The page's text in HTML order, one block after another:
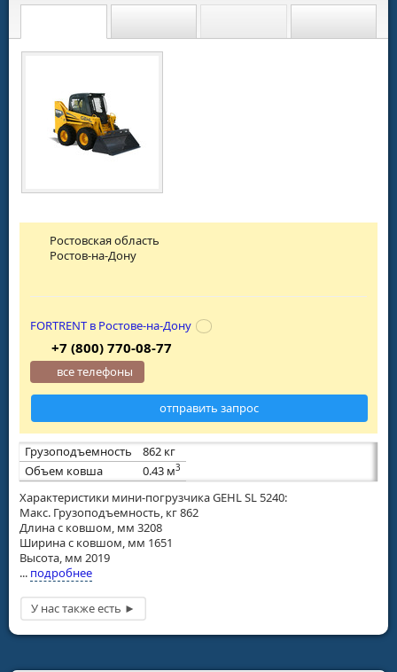
Грузоподъемность
862 кг
Объем ковша
0.43 м3
Характеристики мини-погрузчика GEHL SL 5240:
Макс. Грузоподъемность, кг 862
Длина с ковшом, мм 3208
Ширина с ковшом, мм 1651
Высота, мм 2019
... подробнее
Ростовская область
Ростов-на-Дону
FORTRENT в Ростове-на-Дону
+7 (800) 770-08-77
все телефоны
отправить запрос